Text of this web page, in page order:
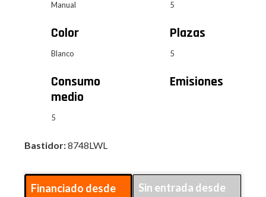
Manual
Color
Blanco
Consumo
medio
5
Bastidor:8748LWL
5
Plazas
5
Emisiones
Financiado desde Sin entrada desde